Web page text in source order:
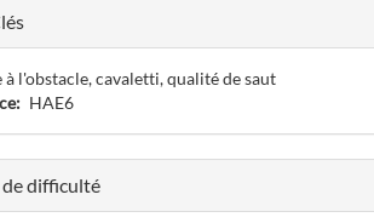
à l'obstacle, cavaletti, qualité de saut
HAE6
difficulté